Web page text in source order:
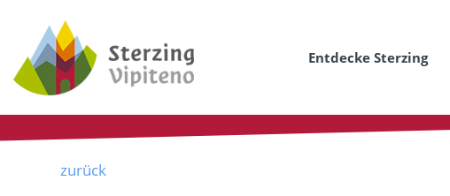
Entdecke Sterzing
zurück